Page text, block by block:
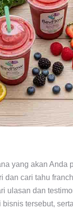
yang akan
dan cari tahu
ulasan dan
tersebut,